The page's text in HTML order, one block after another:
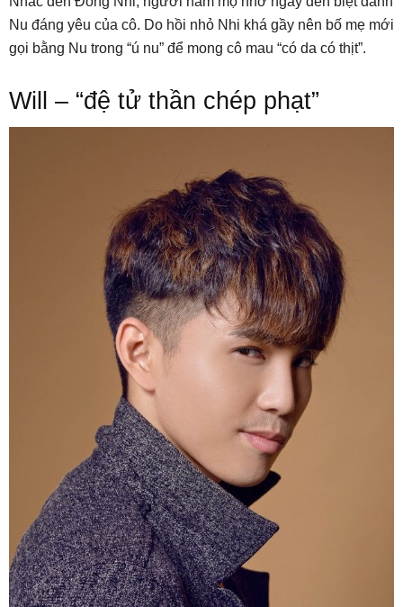
Nu đáng yêu của cô. Do hồi nhỏ Nhi khá gầy nên bố mẹ mới
gọi bằng Nu trong “ú nu” để mong cô mau “có da có thịt”.
Will – “đệ tử thần chép phạt”